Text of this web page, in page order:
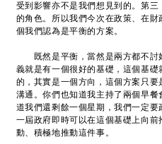
受到影響亦不是我們想見到的。第
的角色。所以我們今次在政策、在
個我們認為是平衡的方案。
既然是平衡，當然是兩方都不討
義就是有一個很好的基礎，這個基
的，其實是一個方向，這個方案只
溝通。你們也知道我主持了兩個早
道我們還剩餘一個星期，我們一定
一屆政府即時可以在這個基礎上向
動、積極地推動這件事。